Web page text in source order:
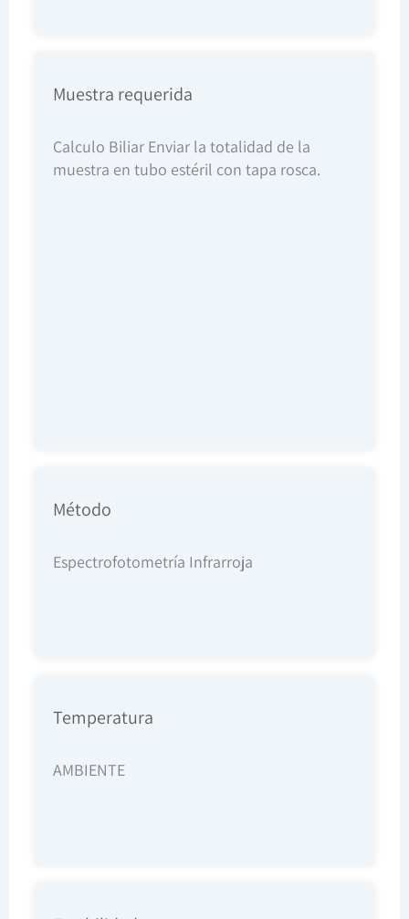
Muestra requerida
Calculo Biliar Enviar la totalidad de la
muestra en tubo estéril con tapa rosca.
Método
Espectrofotometría Infrarroja
Temperatura
AMBIENTE